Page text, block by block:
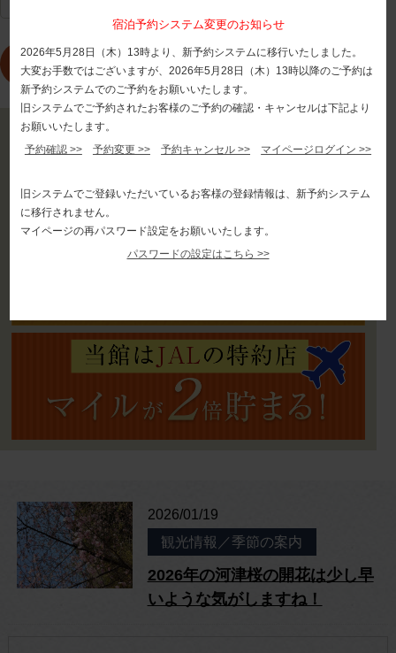
ご予約の確認・変更・キャンセル >
2026/01/19
観光情報／季節の案内
2026年の河津桜の開花は少し早
いような気がしますね！
宿泊予約システム変更のお知らせ
2026年5月28日（木）13時より、新予約システムに移行いたしました。
大変お手数ではございますが、2026年5月28日（木）13時以降のご予約は
新予約システムでのご予約をお願いいたします。
旧システムでご予約されたお客様のご予約の確認・キャンセルは下記より
お願いいたします。
予約確認 >>
予約変更 >> 予約キャンセル >> マイページログイン >>
旧システムでご登録いただいているお客様の登録情報は、新予約システム
に移行されません。
マイページの再パスワード設定をお願いいたします。
パスワードの設定はこちら >>